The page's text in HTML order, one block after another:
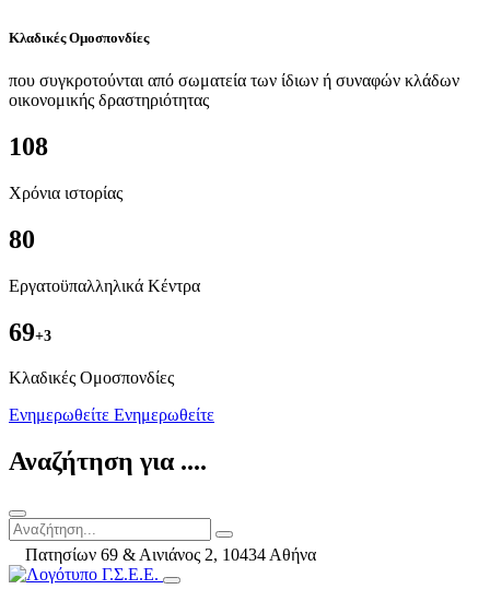
Κλαδικές Ομοσπονδίες
που συγκροτούνται από σωματεία των ίδιων ή συναφών κλάδων
οικονομικής δραστηριότητας
108
Χρόνια ιστορίας
80
Εργατοϋπαλληλικά Κέντρα
69+3
Kλαδικές Ομοσπονδίες
Ενημερωθείτε Ενημερωθείτε
Αναζήτηση για ....
Πατησίων 69 & Αινιάνος 2, 10434 Αθήνα